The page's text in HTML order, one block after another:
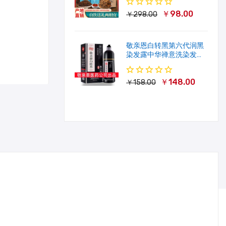
￥298.00 ￥98.00
敬亲恩白转黑第六代润黑
染发露中华禅意洗染发剂
一洗就黑500ml
￥158.00 ￥148.00